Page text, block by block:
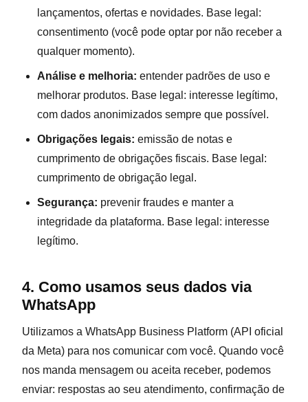
lançamentos, ofertas e novidades. Base legal:
consentimento (você pode optar por não receber a
qualquer momento).
Análise e melhoria: entender padrões de uso e
melhorar produtos. Base legal: interesse legítimo,
com dados anonimizados sempre que possível.
Obrigações legais: emissão de notas e
cumprimento de obrigações fiscais. Base legal:
cumprimento de obrigação legal.
Segurança: prevenir fraudes e manter a
integridade da plataforma. Base legal: interesse
legítimo.
4. Como usamos seus dados via
WhatsApp
Utilizamos a WhatsApp Business Platform (API oficial
da Meta) para nos comunicar com você. Quando você
nos manda mensagem ou aceita receber, podemos
enviar: respostas ao seu atendimento, confirmação de